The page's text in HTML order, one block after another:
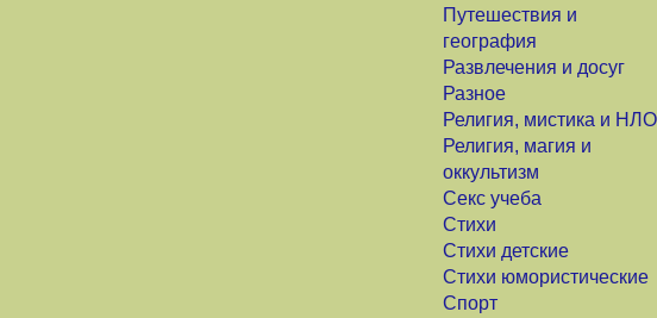
Путешествия и
география
Развлечения и досуг
Разное
Религия, мистика и НЛО
Религия, магия и
оккультизм
Секс учеба
Стихи
Стихи детские
Стихи юмористические
Спорт